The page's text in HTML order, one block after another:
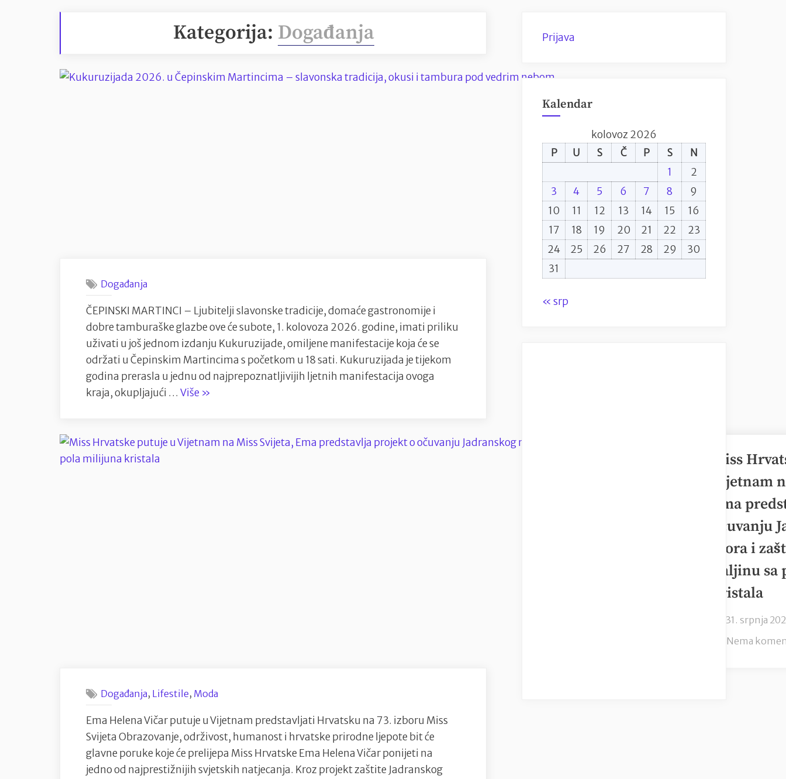
Kategorija: Događanja
Događanja
ČEPINSKI MARTINCI – Ljubitelji slavonske tradicije, domaće gastronomije i
dobre tamburaške glazbe ove će subote, 1. kolovoza 2026. godine, imati priliku
uživati u još jednom izdanju Kukuruzijade, omiljene manifestacije koja će se
održati u Čepinskim Martincima s početkom u 18 sati. Kukuruzijada je tijekom
godina prerasla u jednu od najprepoznatljivijih ljetnih manifestacija ovoga
kraja, okupljajući … Više “Kukuruzijada
Čepinskim
»
Miss
Vijetnam
Ema
očuvanju
mora i
haljinu
kristala
Posted
on
31. srpnja
Nema
Događanja, Lifestile, Moda
Ema Helena Vičar putuje u Vijetnam predstavljati Hrvatsku na 73. izboru Miss
Svijeta Obrazovanje, održivost, humanost i hrvatske prirodne ljepote bit će
glavne poruke koje će prelijepa Miss Hrvatske Ema Helena Vičar ponijeti na
jedno od najprestižnijih svjetskih natjecanja. Kroz projekt zaštite Jadranskog
Prijava
Kalendar
kolovoz 2026
P
U S Č P S
N
1
2
3
4 5 6 7 8
9
10
11 12 13 14 15
16
17
18 19 20 21 22
23
24
25 26 27 28 29
30
31
« srp